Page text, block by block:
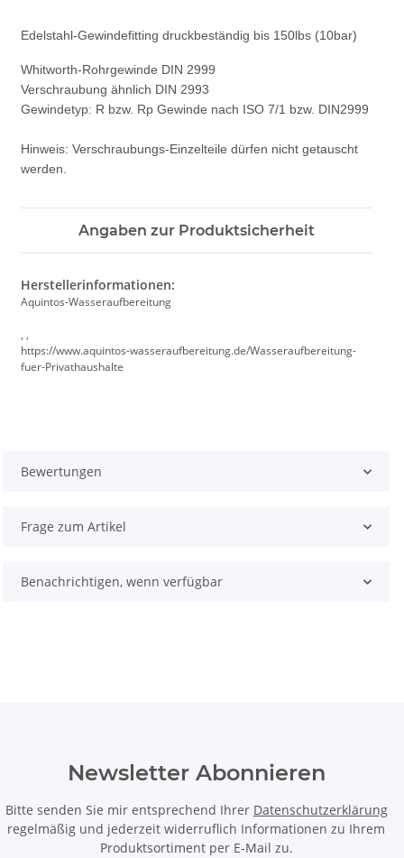
Edelstahl-Gewindefitting druckbeständig bis 150lbs (10bar)
Whitworth-Rohrgewinde DIN 2999
Verschraubung ähnlich DIN 2993
Gewindetyp: R bzw. Rp Gewinde nach ISO 7/1 bzw. DIN2999
Hinweis: Verschraubungs-Einzelteile dürfen nicht getauscht
werden.
Angaben zur Produktsicherheit
Herstellerinformationen:
Aquintos-Wasseraufbereitung
, ,
https://www.aquintos-wasseraufbereitung.de/Wasseraufbereitung-
fuer-Privathaushalte
Bewertungen
Frage zum Artikel
Benachrichtigen, wenn verfügbar
Newsletter Abonnieren
Bitte senden Sie mir entsprechend Ihrer Datenschutzerklärung
regelmäßig und jederzeit widerruflich Informationen zu Ihrem
Produktsortiment per E-Mail zu.